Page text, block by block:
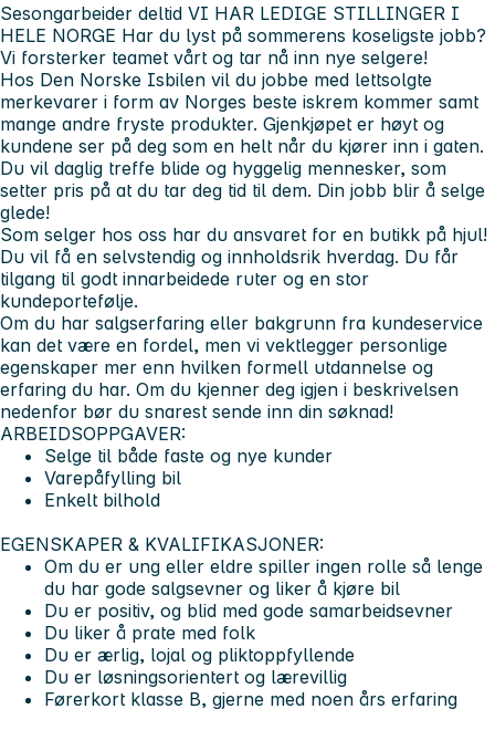
Sesongarbeider deltid VI HAR LEDIGE STILLINGER I
HELE NORGE Har du lyst på sommerens koseligste jobb?
Vi forsterker teamet vårt og tar nå inn nye selgere!
Hos Den Norske Isbilen vil du jobbe med lettsolgte
merkevarer i form av Norges beste iskrem kommer samt
mange andre fryste produkter. Gjenkjøpet er høyt og
kundene ser på deg som en helt når du kjører inn i gaten.
Du vil daglig treffe blide og hyggelig mennesker, som
setter pris på at du tar deg tid til dem. Din jobb blir å selge
glede!
Som selger hos oss har du ansvaret for en butikk på hjul!
Du vil få en selvstendig og innholdsrik hverdag. Du får
tilgang til godt innarbeidede ruter og en stor
kundeportefølje.
Om du har salgserfaring eller bakgrunn fra kundeservice
kan det være en fordel, men vi vektlegger personlige
egenskaper mer enn hvilken formell utdannelse og
erfaring du har. Om du kjenner deg igjen i beskrivelsen
nedenfor bør du snarest sende inn din søknad!
ARBEIDSOPPGAVER:
Selge til både faste og nye kunder
Varepåfylling bil
Enkelt bilhold
EGENSKAPER & KVALIFIKASJONER:
Om du er ung eller eldre spiller ingen rolle så lenge
du har gode salgsevner og liker å kjøre bil
Du er positiv, og blid med gode samarbeidsevner
Du liker å prate med folk
Du er ærlig, lojal og pliktoppfyllende
Du er løsningsorientert og lærevillig
Førerkort klasse B, gjerne med noen års erfaring